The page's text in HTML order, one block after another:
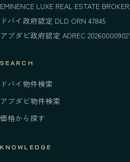
EMINENCE LUXE REAL ESTATE
ドバイ政府認定 DLD ORN 47845
アブダビ政府認定 ADREC
SEARCH
ドバイ物件検索
アブダビ物件検索
価格から探す
KNOWLEDGE